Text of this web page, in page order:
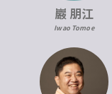
巖 朋江
Iwao Tomoe